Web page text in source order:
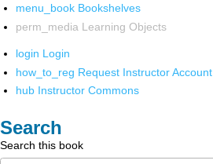
menu_book Bookshelves
perm_media Learning Objects
login Login
how_to_reg Request Instructor Account
hub Instructor Commons
Search
Search this book